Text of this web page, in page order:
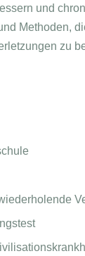
und
Methoden,
zu